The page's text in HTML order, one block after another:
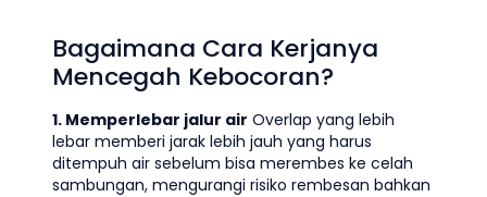
Bagaimana Cara Kerjanya
Mencegah Kebocoran?
1. Memperlebar jalur air Overlap yang lebih
lebar memberi jarak lebih jauh yang harus
ditempuh air sebelum bisa merembes ke celah
sambungan, mengurangi risiko rembesan bahkan